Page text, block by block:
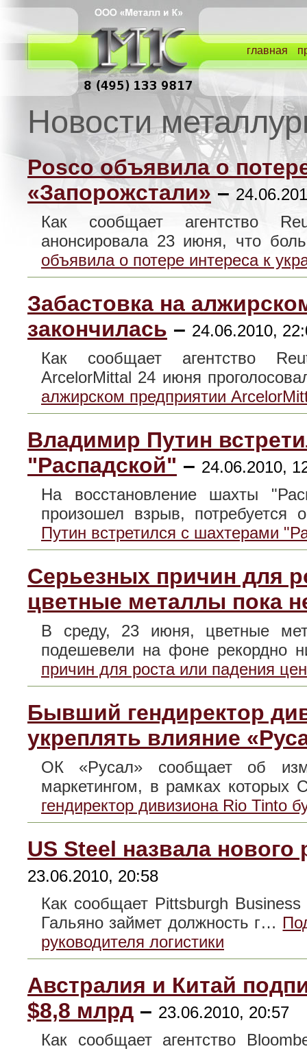
главная
Новости
Posco объявила о
«Запорожстали» –
Как сообщает агентство
анонсировала 23 июня, что
объявила о потере интереса к
Забастовка на
закончилась – 24.06.2010,
Как сообщает агентство
ArcelorMittal 24 июня
алжирском предприятии
Владимир Путин
"Распадской" – 24.06.2010,
На восстановление шахты
произошел взрыв,
Путин встретился с шахтерами
Серьезных причин для
цветные металлы пока
В среду, 23 июня, цветные
подешевели на фоне рекордно
причин для роста или падения
Бывший гендиректор
укреплять влияние
ОК «Русал» сообщает об
маркетингом, в рамках
гендиректор дивизиона Rio Tinto
US Steel назвала нового
23.06.2010, 20:58
Как сообщает Pittsburgh
Гальяно займет должность г…
руководителя логистики
Австралия и Китай
$8,8 млрд – 23.06.2010, 20:57
Как сообщает агентство